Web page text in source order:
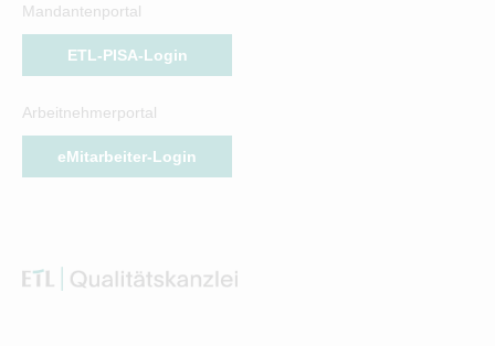
Mandantenportal
ETL-PISA-Login
Arbeitnehmerportal
eMitarbeiter-Login